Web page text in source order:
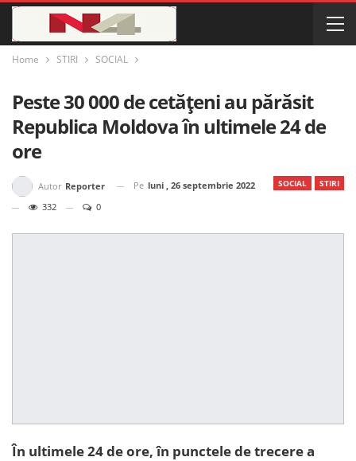
Home STIRI SOCIAL
Peste 30 000 de cetățeni au părăsit
Republica Moldova în ultimele 24 de
ore
SOCIAL STIRI
Autor Reporter Pe luni , 26 septembrie 2022
332
0
În ultimele 24 de ore, în punctele de trecere a